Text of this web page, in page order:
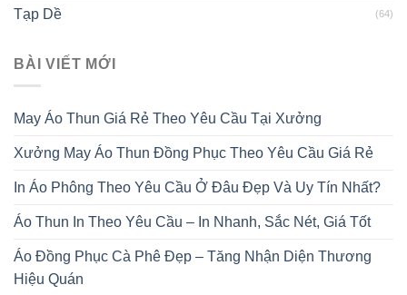
Tạp Dề (64)
BÀI VIẾT MỚI
May Áo Thun Giá Rẻ Theo Yêu Cầu Tại Xưởng
Xưởng May Áo Thun Đồng Phục Theo Yêu Cầu Giá Rẻ
In Áo Phông Theo Yêu Cầu Ở Đâu Đẹp Và Uy Tín Nhất?
Áo Thun In Theo Yêu Cầu – In Nhanh, Sắc Nét, Giá Tốt
Áo Đồng Phục Cà Phê Đẹp – Tăng Nhận Diện Thương
Hiệu Quán